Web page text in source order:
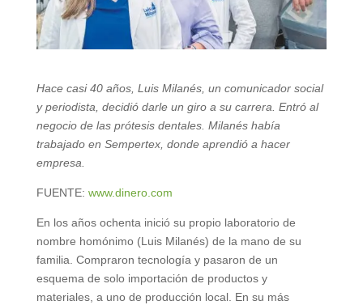
Hace casi 40 años, Luis Milanés, un comunicador social
y periodista, decidió darle un giro a su carrera. Entró al
negocio de las prótesis dentales. Milanés había
trabajado en Sempertex, donde aprendió a hacer
empresa.
FUENTE: www.dinero.com
En los años ochenta inició su propio laboratorio de
nombre homónimo (Luis Milanés) de la mano de su
familia. Compraron tecnología y pasaron de un
esquema de solo importación de productos y
materiales, a uno de producción local. En su más